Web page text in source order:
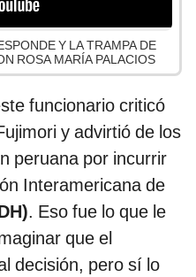
Y LA TRAMPA DE
ROSA MARÍA PALACIOS
funcionario criticó
y advirtió de los
peruana por incurrir
Interamericana de
. Eso fue lo que le
que el
decisión, pero sí lo